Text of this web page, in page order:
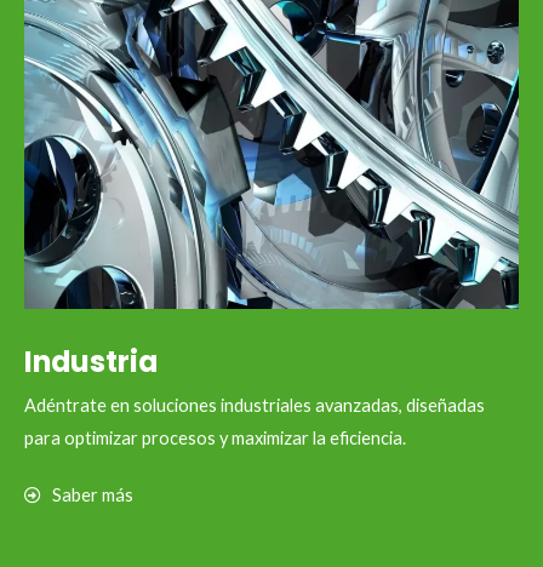
Industria
Adéntrate en soluciones industriales avanzadas, diseñadas
para optimizar procesos y maximizar la eficiencia.
Saber más